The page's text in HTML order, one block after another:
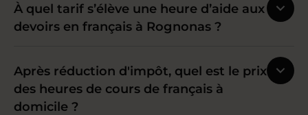
À quel tarif s’élève une heure d’aide aux
devoirs en français à Rognonas ?
Après réduction d'impôt, quel est le prix
des heures de cours de français à
domicile ?